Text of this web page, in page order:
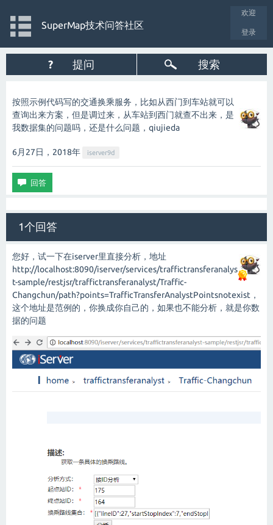
欢迎
登录
SuperMap技术问答社区
? 提问 搜索
按照示例代码写的交通换乘服务，比如从西门到车站就可以
查询出来方案，但是调过来，从车站到西门就查不出来，是
我数据集的问题吗，还是什么问题，qiujieda
6月27日，2018年 iserver9d
1个回答
您好，试一下在iserver里直接分析，地址
http://localhost:8090/iserver/services/traffictransferanalys
t-sample/restjsr/traffictransferanalyst/Traffic-
Changchun/path?points=TrafficTransferAnalystPointsnotexist ，
这个地址是范例的，你换成你自己的，如果也不能分析，就是你数
据的问题